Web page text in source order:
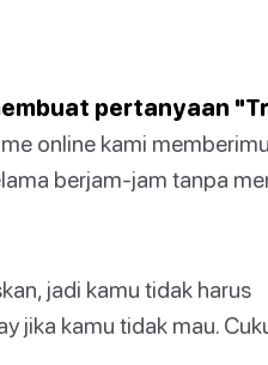
pertanyaan
online kami
berjam-jam tanpa
jadi kamu tidak harus
jika kamu tidak mau.